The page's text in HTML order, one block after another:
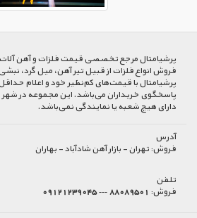
پرشیا‌متال مرجع تخصصی قیمت فلزات و آهن آلات
فروش انواع فلزات از قبیل تیر آهن، میل گرد،
پرشیامتال با قیمت‌های کم‌نظیر خود و اعلام
پاسخگوی خریداران می‌باشد. این مجموعه در
دارای هیچ شعبه یا نمایندگی نمی‌باشد.
آدرس
فروش:تهران - بازار آهن شادآباد - بهاران
تلفن
فروش: 88089501 --- 09121239045